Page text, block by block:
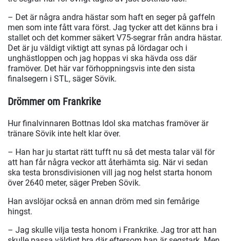
– Det är några andra hästar som haft en seger på gaffeln
men som inte fått vara först. Jag tycker att det känns bra i
stallet och det kommer säkert V75-segrar från andra hästar.
Det är ju väldigt viktigt att synas på lördagar och i
unghästloppen och jag hoppas vi ska hävda oss där
framöver. Det här var förhoppningsvis inte den sista
finalsegern i STL, säger Sövik.
Drömmer om Frankrike
Hur finalvinnaren Bottnas Idol ska matchas framöver är
tränare Sövik inte helt klar över.
– Han har ju startat rätt tufft nu så det mesta talar väl för
att han får några veckor att återhämta sig. När vi sedan
ska testa bronsdivisionen vill jag nog helst starta honom
över 2640 meter, säger Preben Sövik.
Han avslöjar också en annan dröm med sin femårige
hingst.
– Jag skulle vilja testa honom i Frankrike. Jag tror att han